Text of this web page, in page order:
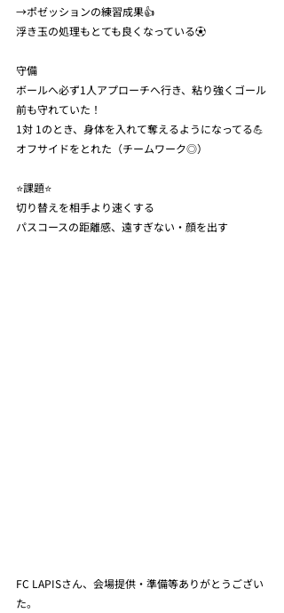
→ポゼッションの練習成果👍
浮き玉の処理もとても良くなっている⚽️
守備
ボールへ必ず1人アプローチへ行き、粘り強くゴール
前も守れていた！
1対 1のとき、身体を入れて奪えるようになってる💪
オフサイドをとれた（チームワーク◎）
⭐️課題⭐️
切り替えを相手より速くする
パスコースの距離感、遠すぎない・顔を出す
FC LAPISさん、会場提供・準備等ありがとうござい
た。